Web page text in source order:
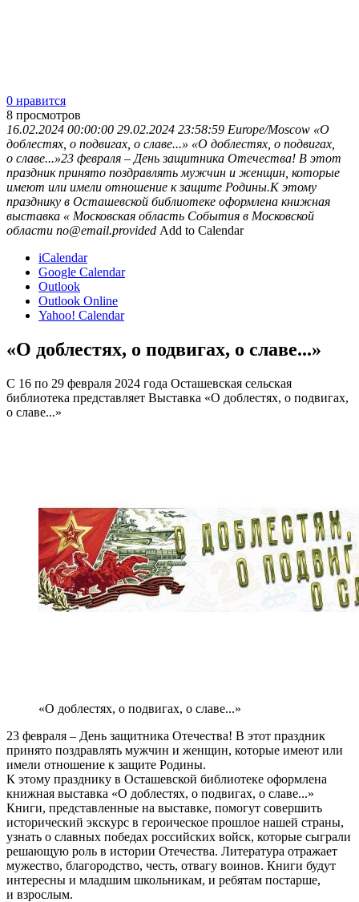
0 нравится
8 просмотров
16.02.2024 00:00:00 29.02.2024 23:58:59 Europe/Moscow «О
доблестях, о подвигах, о славе...» «О доблестях, о подвигах,
о славе...»23 февраля – День защитника Отечества! В этот
праздник принято поздравлять мужчин и женщин, которые
имеют или имели отношение к защите Родины.К этому
празднику в Осташевской библиотеке оформлена книжная
выставка « Московская область События в Московской
области no@email.provided Add to Calendar
iCalendar
Google Calendar
Outlook
Outlook Online
Yahoo! Calendar
«О доблестях, о подвигах, о славе...»
С 16 по 29 февраля 2024 года Осташевская сельская
библиотека представляет Выставка «О доблестях, о подвигах,
о славе...»
«О доблестях, о подвигах, о славе...»
23 февраля – День защитника Отечества! В этот праздник
принято поздравлять мужчин и женщин, которые имеют или
имели отношение к защите Родины.
К этому празднику в Осташевской библиотеке оформлена
книжная выставка «О доблестях, о подвигах, о славе...»
Книги, представленные на выставке, помогут совершить
исторический экскурс в героическое прошлое нашей страны,
узнать о славных победах российских войск, которые сыграли
решающую роль в истории Отечества. Литература отражает
мужество, благородство, честь, отвагу воинов. Книги будут
интересны и младшим школьникам, и ребятам постарше,
и взрослым.